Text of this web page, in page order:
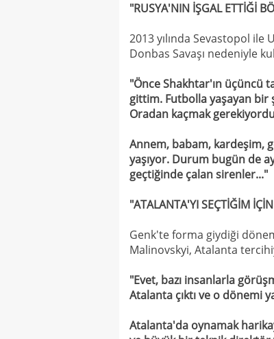
"RUSYA'NIN İŞGAL ETTİĞİ
2013 yılında Sevastopol
Donbas Savaşı nedeniyle
"Önce Shakhtar'ın üçüncü
gittim. Futbolla yaşayan bir
Oradan kaçmak
Annem, babam, kardeşim,
yaşıyor. Durum bugün de
geçtiğinde çalan sirenler..."
"ATALANTA'YI SEÇTİĞİM
Genk'te forma giydiği
Malinovskyi, Atalanta
"Evet, bazı insanlarla
Atalanta çıktı ve o dönemi
Atalanta'da oynamak